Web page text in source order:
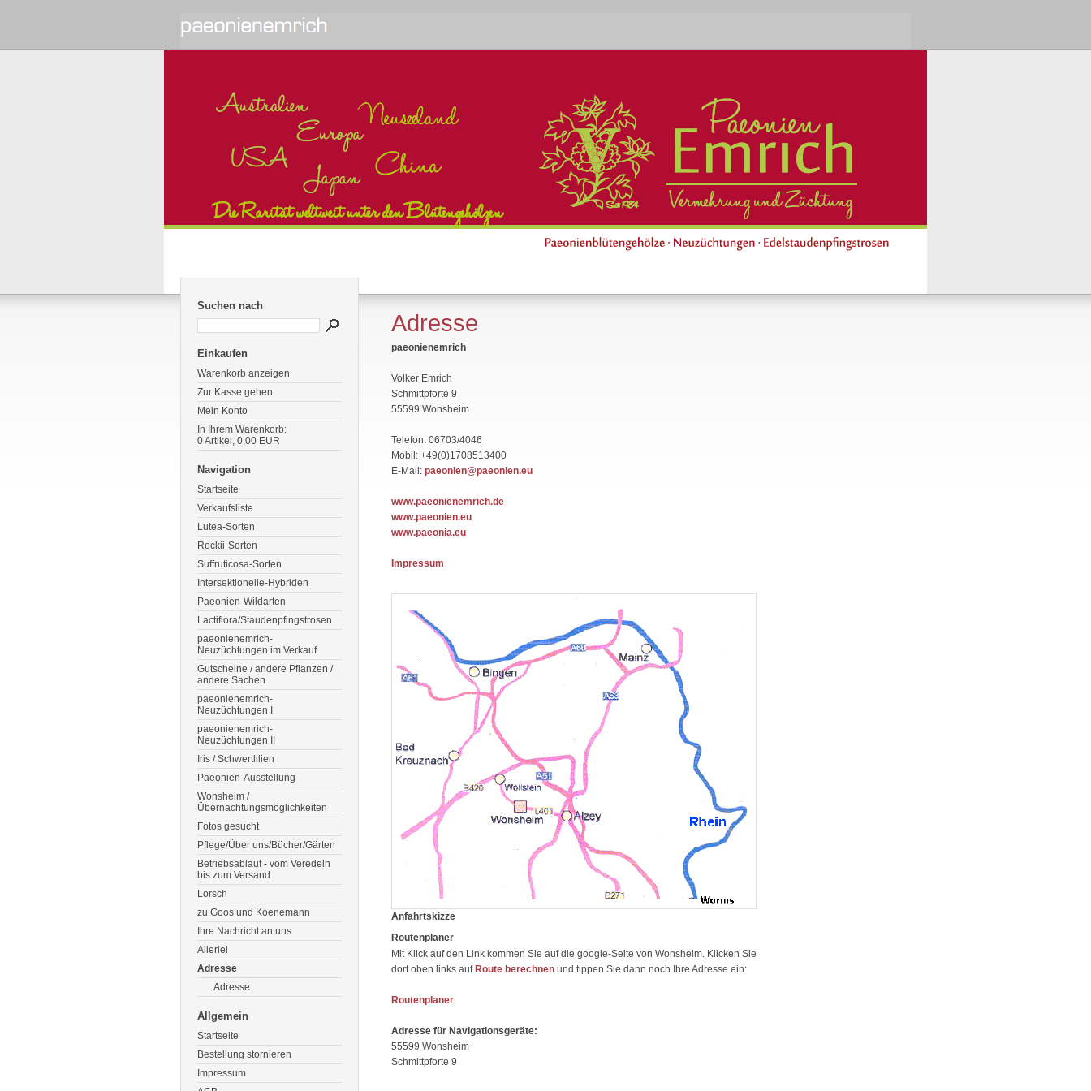
Suchen nach
Einkaufen
Warenkorb anzeigen
Zur Kasse gehen
Mein Konto
In Ihrem Warenkorb:
0Artikel, 0,00 EUR
Navigation
Startseite
Verkaufsliste
Lutea-Sorten
Rockii-Sorten
Suffruticosa-Sorten
Intersektionelle-Hybriden
Paeonien-Wildarten
Lactiflora/Staudenpfingstrosen
paeonienemrich-
Neuzüchtungen im Verkauf
Gutscheine / andere Pflanzen /
andere Sachen
paeonienemrich-
Neuzüchtungen I
paeonienemrich-
Neuzüchtungen II
Iris / Schwertlilien
Paeonien-Ausstellung
Wonsheim /
Übernachtungsmöglichkeiten
Fotos gesucht
Pflege/Über uns/Bücher/Gärten
Betriebsablauf - vom Veredeln
bis zum Versand
Lorsch
zu Goos und Koenemann
Ihre Nachricht an uns
Allerlei
Adresse
Adresse
Allgemein
Startseite
Bestellung stornieren
Impressum
Adresse
paeonienemrich
Volker Emrich
Schmittpforte 9
55599 Wonsheim
Telefon: 06703/4046
Mobil: +49(0)1708513400
E-Mail: paeonien@paeonien.eu
www.paeonienemrich.de
www.paeonien.eu
www.paeonia.eu
Impressum
Anfahrtskizze
Routenplaner
Mit Klick auf den Link kommen Sie auf die google-Seite von Wonsheim. Klicken Sie
dort oben links auf Route berechnen und tippen Sie dann noch Ihre Adresse ein:
Routenplaner
Adresse für Navigationsgeräte:
55599 Wonsheim
Schmittpforte 9